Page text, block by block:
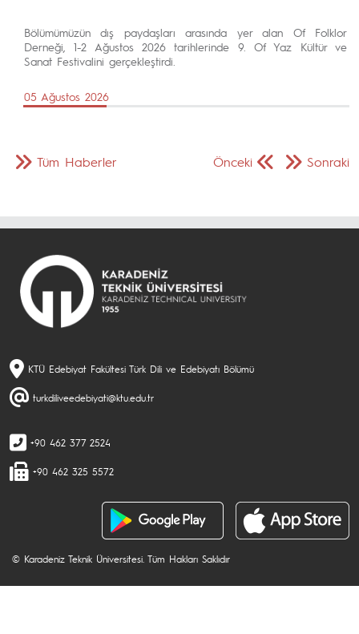
Bölümümüzün dış paydaşları arasında yer alan Of Folklor
Derneği, 1-2 Ağustos 2026 tarihlerinde 9. Of Yaz Kültür ve
Sanat Festivalini gerçekleştirdi.
05 Ağustos 2026
Önceki Sonraki
Tüm Haberler
KTÜ Edebiyat Fakültesi Türk Dili ve Edebiyatı Bölümü
turkdiliveedebiyati@ktu.edu.tr
+90 462 377 2524
+90 462 325 5572
© Karadeniz Teknik Üniversitesi. Tüm Hakları Saklıdır